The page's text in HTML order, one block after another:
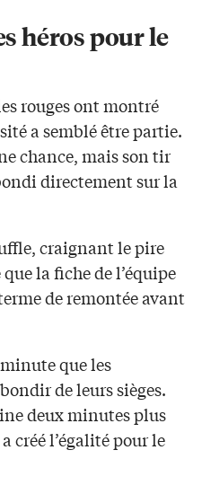
héros pour le
rouges ont montré
a semblé être partie.
chance, mais son tir
directement sur la
craignant le pire
la fiche de l’équipe
de remontée avant
que les
de leurs sièges.
deux minutes plus
créé l’égalité pour le